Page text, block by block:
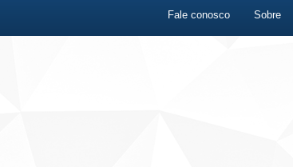
Fale conosco Sobre